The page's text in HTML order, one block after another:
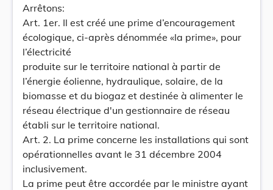
Arrêtons:
Art. 1er. Il est créé une prime d’encouragement
écologique, ci-après dénommée «la prime», pour
l’électricité
produite sur le territoire national à partir de
l’énergie éolienne, hydraulique, solaire, de la
biomasse et du biogaz et destinée à alimenter le
réseau électrique d'un gestionnaire de réseau
établi sur le territoire national.
Art. 2. La prime concerne les installations qui sont
opérationnelles avant le 31 décembre 2004
inclusivement.
La prime peut être accordée par le ministre ayant